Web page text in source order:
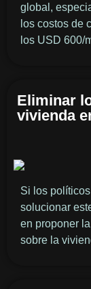
global,
los costos de
los USD 600/
Eliminar
vivienda
Si los
solucionar
en proponer
sobre la